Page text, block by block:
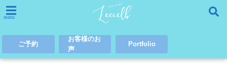
menu
ご予約
お客様のお
声
Portfolio